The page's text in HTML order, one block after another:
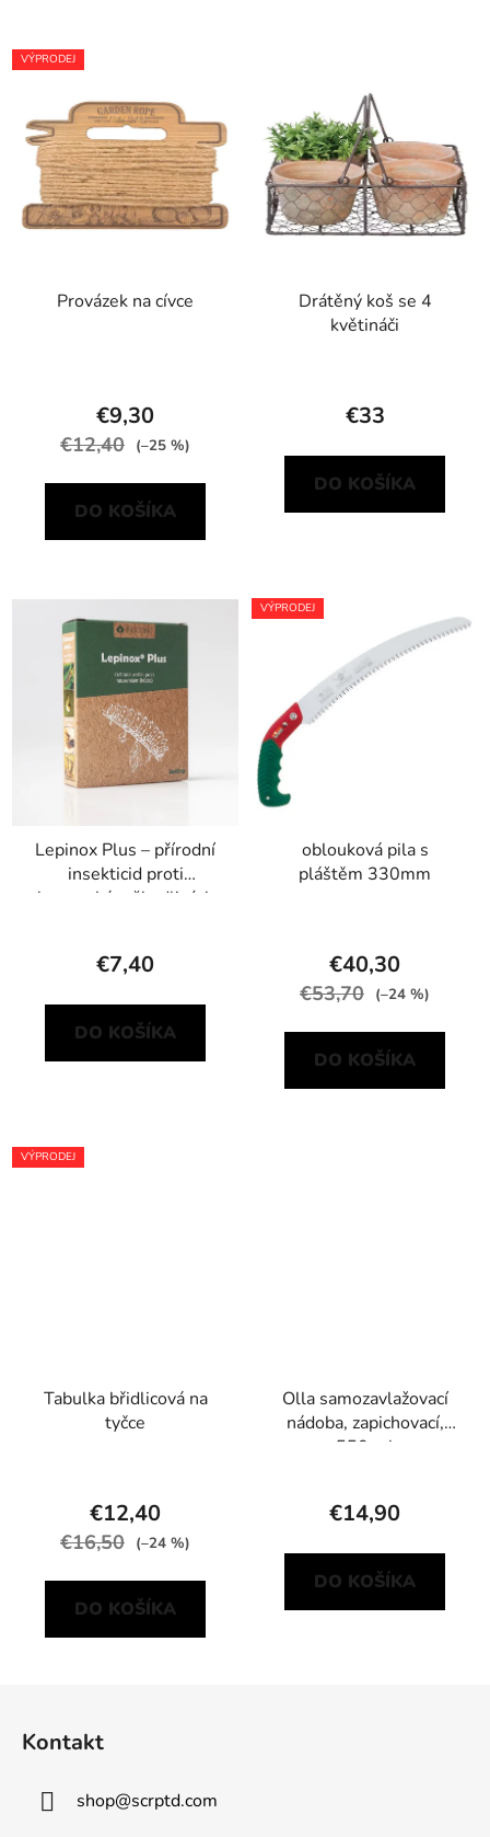
VÝPRODEJ
Provázek na cívce
€9,30
€12,40 (–25 %)
DO KOŠÍKA
Drátěný koš se 4
květináči
€33
DO KOŠÍKA
Lepinox Plus – přírodní
insekticid proti
housenkám škodlivých
€7,40
DO KOŠÍKA
VÝPRODEJ
oblouková pila s
pláštěm 330mm
€40,30
€53,70 (–24 %)
DO KOŠÍKA
VÝPRODEJ
Tabulka břidlicová na
tyčce
€12,40
€16,50 (–24 %)
DO KOŠÍKA
Olla samozavlažovací
nádoba, zapichovací,
550 ml
€14,90
DO KOŠÍKA
Kontakt
shop@scrptd.com